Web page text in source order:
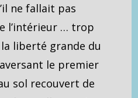
ne fallait pas
l’intérieur … trop
liberté grande du
le premier
sol recouvert de